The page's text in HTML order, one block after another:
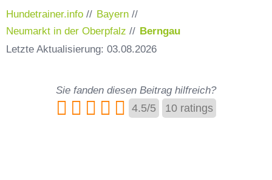
Hundetrainer.info // Bayern //
Neumarkt in der Oberpfalz // Berngau
Letzte Aktualisierung: 03.08.2026
Sie fanden diesen Beitrag hilfreich?
4.5/5 10 ratings